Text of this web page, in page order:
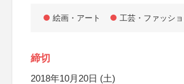
絵画・アート 工芸・ファッシ
締切
2018年10月20日 (土)